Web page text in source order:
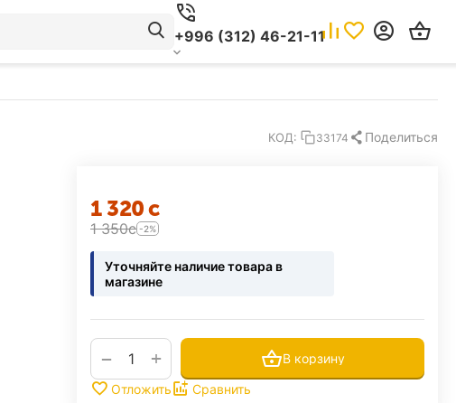
+996 (312) 46-21-11
КОД: 33174 Поделиться
1 320с
1 350с -2%
Уточняйте наличие товара в
магазине
+
−
В корзину
Отложить
Сравнить